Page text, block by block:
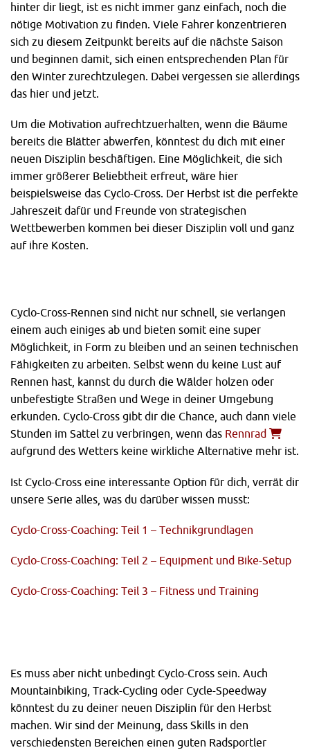
hinter dir liegt, ist es nicht immer ganz einfach, noch die
nötige Motivation zu finden. Viele Fahrer konzentrieren
sich zu diesem Zeitpunkt bereits auf die nächste Saison
und beginnen damit, sich einen entsprechenden Plan für
den Winter zurechtzulegen. Dabei vergessen sie allerdings
das hier und jetzt.
Um die Motivation aufrechtzuerhalten, wenn die Bäume
bereits die Blätter abwerfen, könntest du dich mit einer
neuen Disziplin beschäftigen. Eine Möglichkeit, die sich
immer größerer Beliebtheit erfreut, wäre hier
beispielsweise das Cyclo-Cross. Der Herbst ist die perfekte
Jahreszeit dafür und Freunde von strategischen
Wettbewerben kommen bei dieser Disziplin voll und ganz
auf ihre Kosten.
Cyclo-Cross-Rennen sind nicht nur schnell, sie verlangen
einem auch einiges ab und bieten somit eine super
Möglichkeit, in Form zu bleiben und an seinen technischen
Fähigkeiten zu arbeiten. Selbst wenn du keine Lust auf
Rennen hast, kannst du durch die Wälder holzen oder
unbefestigte Straßen und Wege in deiner Umgebung
erkunden. Cyclo-Cross gibt dir die Chance, auch dann viele
Stunden im Sattel zu verbringen, wenn das Rennrad
aufgrund des Wetters keine wirkliche Alternative mehr ist.
Ist Cyclo-Cross eine interessante Option für dich, verrät dir
unsere Serie alles, was du darüber wissen musst:
Cyclo-Cross-Coaching: Teil 1 – Technikgrundlagen
Cyclo-Cross-Coaching: Teil 2 – Equipment und Bike-Setup
Cyclo-Cross-Coaching: Teil 3 – Fitness und Training
Es muss aber nicht unbedingt Cyclo-Cross sein. Auch
Mountainbiking, Track-Cycling oder Cycle-Speedway
könntest du zu deiner neuen Disziplin für den Herbst
machen. Wir sind der Meinung, dass Skills in den
verschiedensten Bereichen einen guten Radsportler